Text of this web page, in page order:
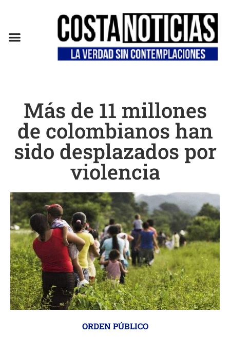
Más de 11 millones
de colombianos han
sido desplazados por
violencia
ORDEN PÚBLICO